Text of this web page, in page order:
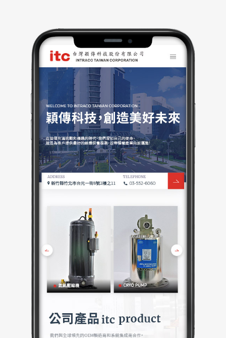
清晰，方便客戶即刻進行洽詢與預約。網站亦提供完整
公司地址、新竹縣竹北市台元二街10號4F之1與聯絡電
話 03-552-6060。